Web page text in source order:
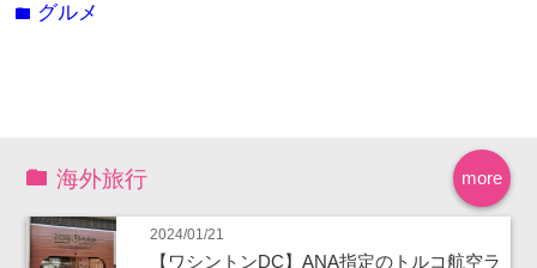
folder グルメ
more
海外旅行
2024/01/21
【ワシントンDC】ANA指定のトルコ航空ラ